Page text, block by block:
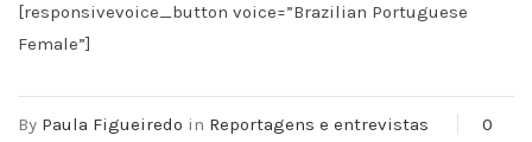
[responsivevoice_button voice=”Brazilian Portuguese
Female”]
By Paula Figueiredo in Reportagens e entrevistas
0